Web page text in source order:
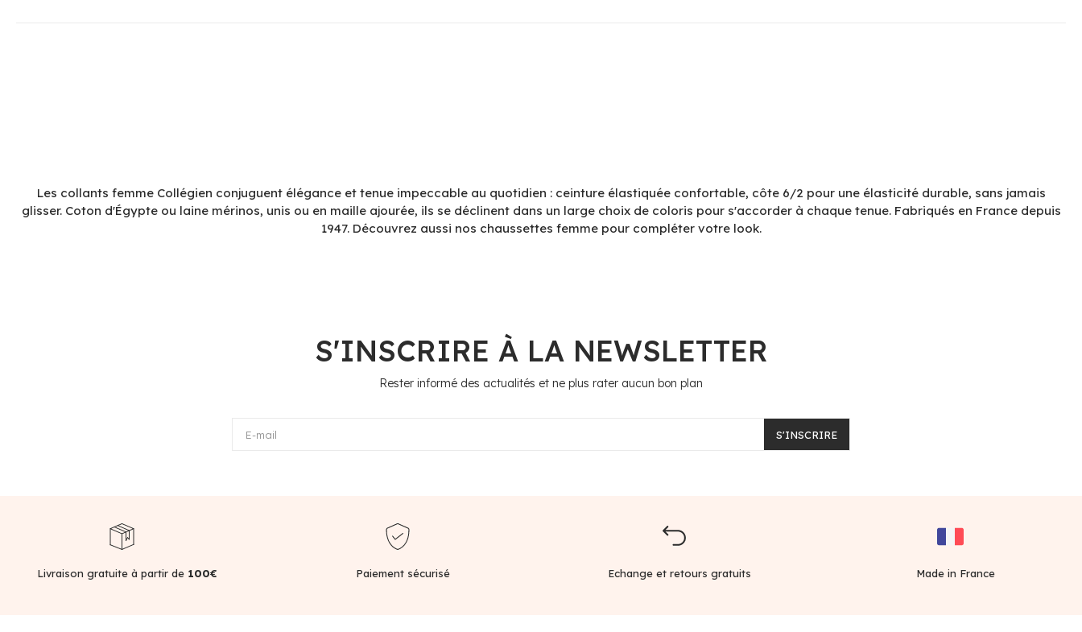
Les collants femme Collégien conjuguent élégance et tenue impeccable au quotidien : ceinture élastiquée confortable, côte 6/2 pour une élasticité durable, sans jamais
glisser. Coton d'Égypte ou laine mérinos, unis ou en maille ajourée, ils se déclinent dans un large choix de coloris pour s'accorder à chaque tenue. Fabriqués en France depuis
1947. Découvrez aussi nos chaussettes femme pour compléter votre look.
S'INSCRIRE À LA NEWSLETTER
Rester informé des actualités et ne plus rater aucun bon plan
E-mail S'INSCRIRE
Livraison gratuite à partir de100€ Paiement sécurisé Echange et retours gratuits Made in France